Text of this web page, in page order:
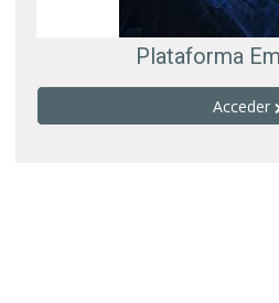
Plataforma
Acceder